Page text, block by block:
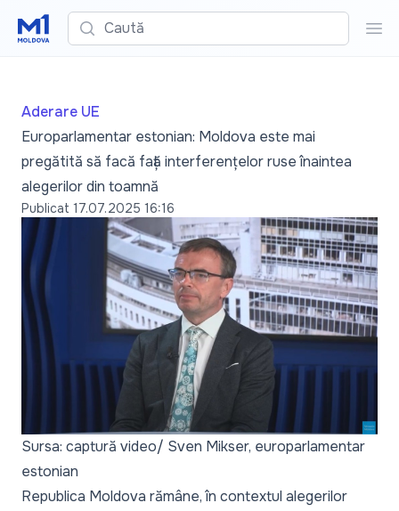
Caută
Aderare UE
Europarlamentar estonian: Moldova este mai
pregătită să facă față interferențelor ruse înaintea
alegerilor din toamnă
Publicat 17.07.2025 16:16
Sursa: captură video/ Sven Mikser, europarlamentar
estonian
Republica Moldova rămâne, în contextul alegerilor